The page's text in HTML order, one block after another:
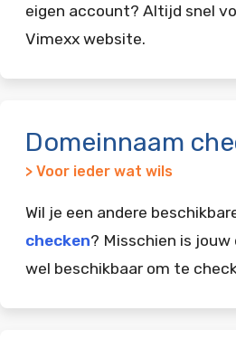
eigen account? Altijd snel
Vimexx website.
Domeinnaam
> Voor ieder wat wils
Wil je een andere
checken? Misschien is
wel beschikbaar om te